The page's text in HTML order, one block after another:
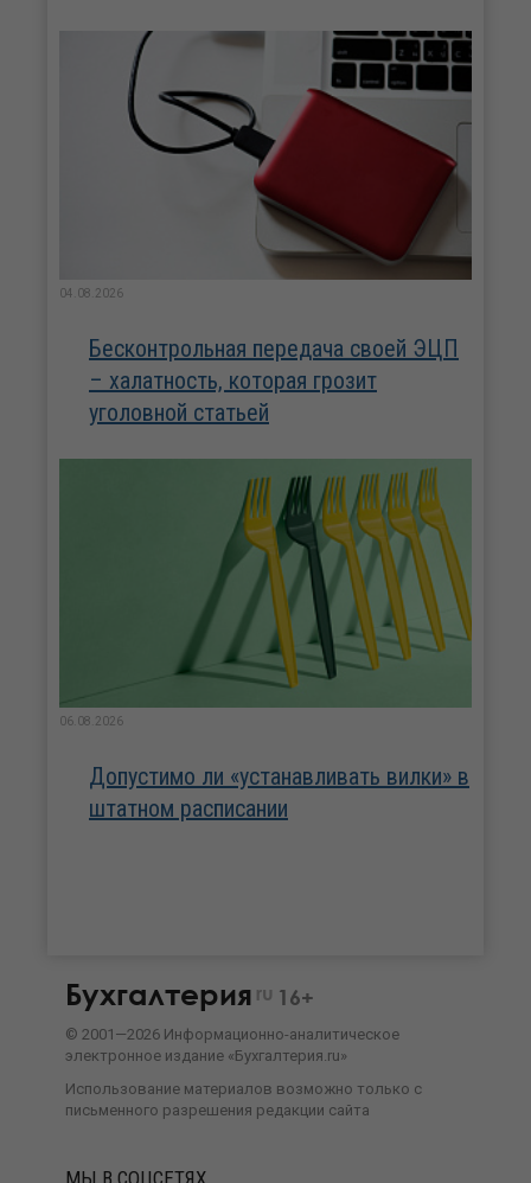
04.08.2026
Бесконтрольная передача своей ЭЦП
– халатность, которая грозит
уголовной статьей
06.08.2026
Допустимо ли «устанавливать вилки» в
штатном расписании
Бухгалтерия ru 16+
© 2001—2026 Информационно-аналитическое
электронное издание «Бухгалтерия.ru»
Использование материалов возможно только с
письменного разрешения редакции сайта